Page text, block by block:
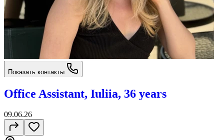
Показать контакты
Office Assistant, Iuliia, 36 years
09.06.26